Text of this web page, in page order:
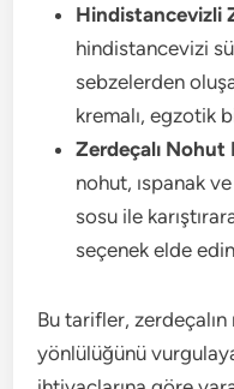
Hindistancevizli
hindistancevizi
sebzelerden
kremalı, egzotik
Zerdeçalı Nohut
nohut, ıspanak
sosu ile
seçenek elde
Bu tarifler,
yönlülüğünü